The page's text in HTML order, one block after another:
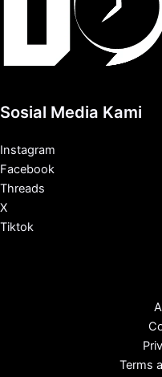
Sosial Media Kami
Instagram
Facebook
Threads
X
Tiktok
Terms